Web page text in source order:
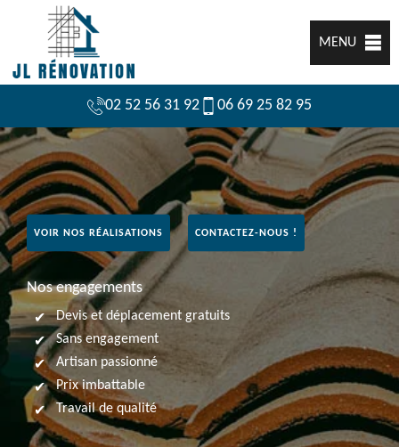
MENU
02 52 56 31 92 06 69 25 82 95
VOIR NOS RÉALISATIONS CONTACTEZ-NOUS !
Nos engagements
Devis et déplacement gratuits
Sans engagement
Artisan passionné
Prix imbattable
Travail de qualité